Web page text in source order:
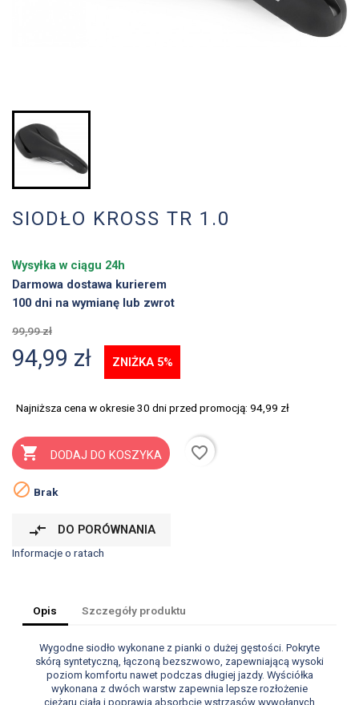
SIODŁO KROSS TR 1.0
Wysyłka w ciągu 24h
Darmowa dostawa kurierem
100 dni na wymianę lub zwrot
99,99 zł
94,99 zł ZNIŻKA 5%
Najniższa cena w okresie 30 dni przed promocją: 94,99 zł
 DODAJ DO KOSZYKA
favorite_border
 Brak
compare_arrows DO PORÓWNANIA
Informacje o ratach
Opis Szczegóły produktu
Wygodne siodło wykonane z pianki o dużej gęstości. Pokryte
skórą syntetyczną, łączoną bezszwowo, zapewniającą wysoki
poziom komfortu nawet podczas długiej jazdy. Wyściółka
wykonana z dwóch warstw zapewnia lepsze rozłożenie
ciężaru ciała i poprawia absorbcję wstrząsów wywołanych